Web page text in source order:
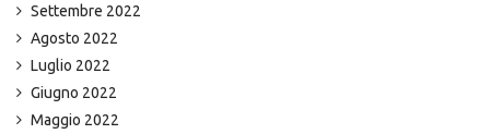
Settembre 2022
Agosto 2022
Luglio 2022
Giugno 2022
Maggio 2022